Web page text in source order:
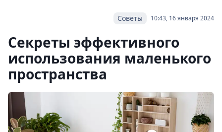
10:43, 16 января 2024
Советы
Секреты эффективного
использования маленького
пространства